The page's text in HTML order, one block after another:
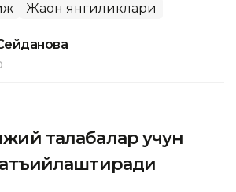
Жаҳон янгиликлари
талабалар учун